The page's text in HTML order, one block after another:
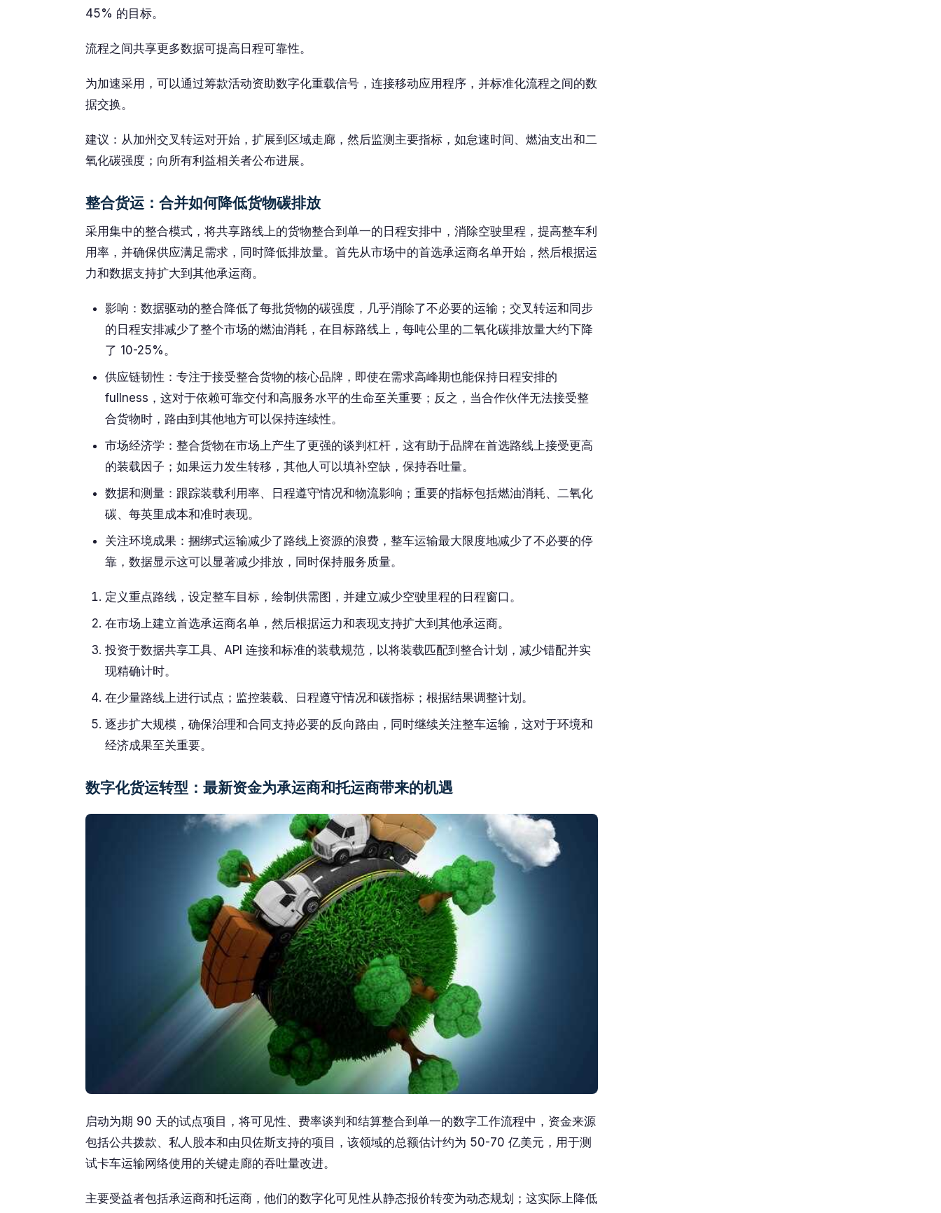
45% 的目标。
流程之间共享更多数据可提高日程可靠性。
为加速采用，可以通过筹款活动资助数字化重载信号，连接移动应用程序，并标准化流程之间的数
据交换。
建议：从加州交叉转运对开始，扩展到区域走廊，然后监测主要指标，如怠速时间、燃油支出和二
氧化碳强度；向所有利益相关者公布进展。
整合货运：合并如何降低货物碳排放
采用集中的整合模式，将共享路线上的货物整合到单一的日程安排中，消除空驶里程，提高整车利
用率，并确保供应满足需求，同时降低排放量。首先从市场中的首选承运商名单开始，然后根据运
力和数据支持扩大到其他承运商。
影响：数据驱动的整合降低了每批货物的碳强度，几乎消除了不必要的运输；交叉转运和同步
的日程安排减少了整个市场的燃油消耗，在目标路线上，每吨公里的二氧化碳排放量大约下降
了 10-25%。
供应链韧性：专注于接受整合货物的核心品牌，即使在需求高峰期也能保持日程安排的
fullness，这对于依赖可靠交付和高服务水平的生命至关重要；反之，当合作伙伴无法接受整
合货物时，路由到其他地方可以保持连续性。
市场经济学：整合货物在市场上产生了更强的谈判杠杆，这有助于品牌在首选路线上接受更高
的装载因子；如果运力发生转移，其他人可以填补空缺，保持吞吐量。
数据和测量：跟踪装载利用率、日程遵守情况和物流影响；重要的指标包括燃油消耗、二氧化
碳、每英里成本和准时表现。
关注环境成果：捆绑式运输减少了路线上资源的浪费，整车运输最大限度地减少了不必要的停
靠，数据显示这可以显著减少排放，同时保持服务质量。
定义重点路线，设定整车目标，绘制供需图，并建立减少空驶里程的日程窗口。
在市场上建立首选承运商名单，然后根据运力和表现支持扩大到其他承运商。
投资于数据共享工具、API 连接和标准的装载规范，以将装载匹配到整合计划，减少错配并实
现精确计时。
在少量路线上进行试点；监控装载、日程遵守情况和碳指标；根据结果调整计划。
逐步扩大规模，确保治理和合同支持必要的反向路由，同时继续关注整车运输，这对于环境和
经济成果至关重要。
数字化货运转型：最新资金为承运商和托运商带来的机遇
启动为期 90 天的试点项目，将可见性、费率谈判和结算整合到单一的数字工作流程中，资金来源
包括公共拨款、私人股本和由贝佐斯支持的项目，该领域的总额估计约为 50-70 亿美元，用于测
试卡车运输网络使用的关键走廊的吞吐量改进。
主要受益者包括承运商和托运商，他们的数字化可见性从静态报价转变为动态规划；这实际上降低